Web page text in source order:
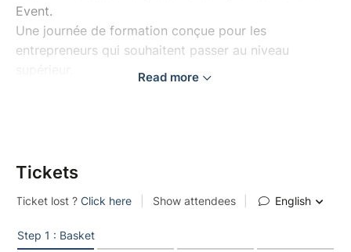
Event.
Une journée de formation conçue pour les
entrepreneurs qui souhaitent passer au niveau
de valeur afin que vous repartiez avec des outils et
Read more
Tickets